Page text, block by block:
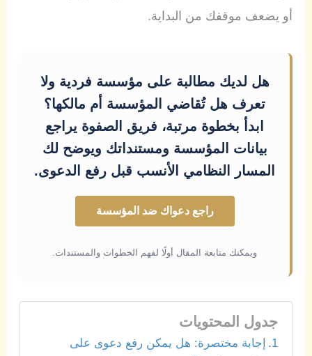
أو يضعف موقفك من البداية.
هل لديك مطالبة على مؤسسة فردية ولا
تعرف هل تُقاضي المؤسسة أم مالكها؟
ابدأ بخطوة مرتبة، فريق الصفوة يراجع
بيانات المؤسسة ومستنداتك ويوضح لك
المسار النظامي الأنسب قبل رفع الدعوى.
راجع دعواك ضد المؤسسة
ويمكنك متابعة المقال أولًا لفهم الخطوات والمستندات.
جدول المحتويات
إجابة مختصرة: هل يمكن رفع دعوى على